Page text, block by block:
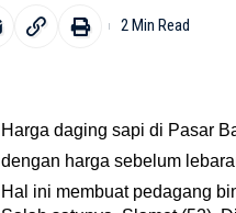
2 Min Read
Harga daging sapi di Pasar
dengan harga sebelum
Hal ini membuat pedagang